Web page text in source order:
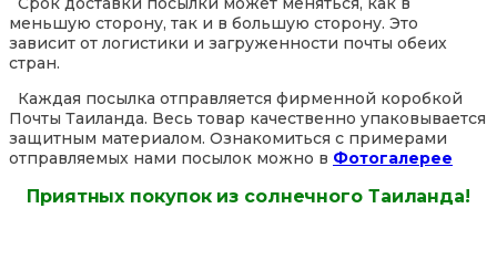
меньшую сторону, так и в большую сторону. Это
зависит от логистики и загруженности почты обеих
стран.
Каждая посылка отправляется фирменной коробкой
Почты Таиланда. Весь товар качественно упаковывается
защитным материалом. Ознакомиться с примерами
отправляемых нами посылок можно в Фотогалерее
Приятных покупок из солнечного Таиланда!